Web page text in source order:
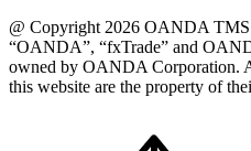
@ Copyright 2026 OANDA
“OANDA”, “fxTrade” and
owned by OANDA Corporation.
this website are the property of